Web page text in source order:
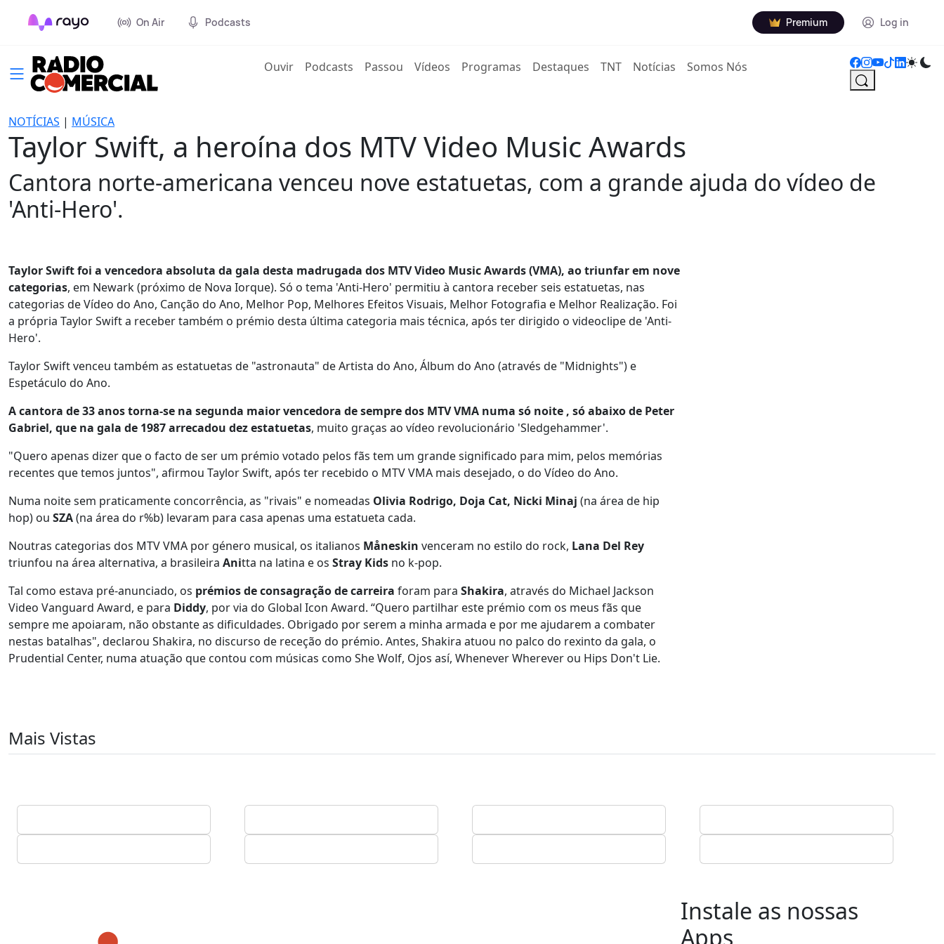
On Air Podcasts Premium Log in
Ouvir(current)
Podcasts Passou Vídeos Programas Destaques TNT Notícias Somos Nós
NOTÍCIAS | MÚSICA
Taylor Swift, a heroína dos MTV Video Music Awards
Cantora norte-americana venceu nove estatuetas, com a grande ajuda do vídeo de
'Anti-Hero'.
Taylor Swift foi a vencedora absoluta da gala desta madrugada dos MTV Video Music Awards (VMA), ao triunfar em nove
categorias, em Newark (próximo de Nova Iorque). Só o tema 'Anti-Hero' permitiu à cantora receber seis estatuetas, nas
categorias de Vídeo do Ano, Canção do Ano, Melhor Pop, Melhores Efeitos Visuais, Melhor Fotografia e Melhor Realização. Foi
a própria Taylor Swift a receber também o prémio desta última categoria mais técnica, após ter dirigido o videoclipe de 'Anti-
Hero'.
Taylor Swift venceu também as estatuetas de "astronauta" de Artista do Ano, Álbum do Ano (através de "Midnights") e
Espetáculo do Ano.
A cantora de 33 anos torna-se na segunda maior vencedora de sempre dos MTV VMA numa só noite , só abaixo de Peter
Gabriel, que na gala de 1987arrecadou dez estatuetas, muito graças ao vídeo revolucionário 'Sledgehammer'.
"Quero apenas dizer que o facto de ser um prémio votado pelos fãs tem um grande significado para mim, pelos memórias
recentes que temos juntos", afirmou Taylor Swift, após ter recebido o MTV VMA mais desejado, o do Vídeo do Ano.
Numa noite sem praticamente concorrência, as "rivais" e nomeadas Olivia Rodrigo, Doja Cat, Nicki Minaj (na área de hip
hop) ou SZA(na área do r%b) levaram para casa apenas uma estatueta cada.
Noutras categorias dos MTV VMA por género musical, os italianos Måneskin venceram no estilo do rock, Lana Del Rey
triunfou na área alternativa, a brasileira Anitta na latina e os Stray Kids no k-pop.
Tal como estava pré-anunciado, os prémios de consagração de carreira foram para Shakira, através do Michael Jackson
Video Vanguard Award, e para Diddy, por via do Global Icon Award. “Quero partilhar este prémio com os meus fãs que
sempre me apoiaram, não obstante as dificuldades. Obrigado por serem a minha armada e por me ajudarem a combater
nestas batalhas", declarou Shakira, no discurso de receção do prémio. Antes, Shakira atuou no palco do rexinto da gala, o
Prudential Center, numa atuação que contou com músicas como She Wolf, Ojos así, Whenever Wherever ou Hips Don't Lie.
Mais Vistas
Instale as nossas
Apps